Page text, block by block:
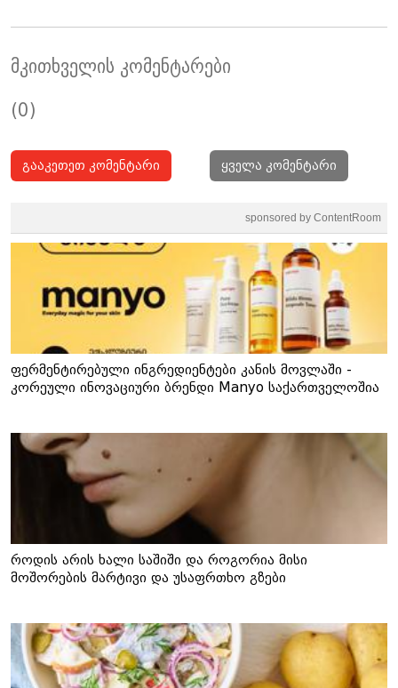
მკითხველის კომენტარები
(0)
გააკეთეთ კომენტარი ყველა კომენტარი
sponsored by ContentRoom
ფერმენტირებული ინგრედიენტები კანის მოვლაში -
კორეული ინოვაციური ბრენდი Manyo საქართველოშია
როდის არის ხალი საშიში და როგორია მისი
მოშორების მარტივი და უსაფრთხო გზები